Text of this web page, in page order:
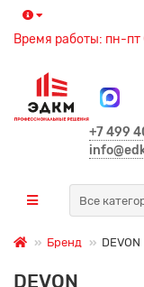
Время работы: пн-
+7 499
Все
Бренд DEVON
DEVON